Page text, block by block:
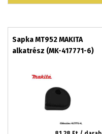
Sapka MT952 MAKITA
alkatrész (MK-417771-6)